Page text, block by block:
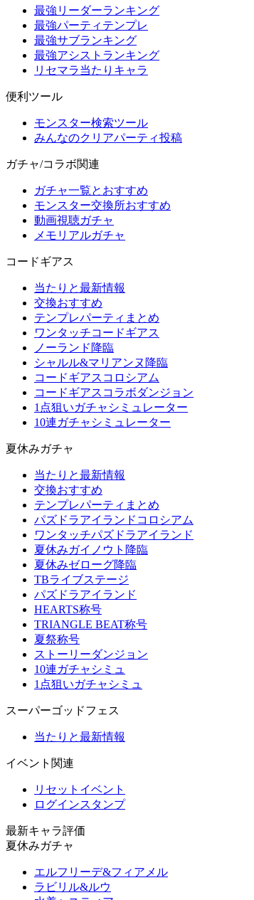
最強リーダーランキング
最強パーティテンプレ
最強サブランキング
最強アシストランキング
リセマラ当たりキャラ
便利ツール
モンスター検索ツール
みんなのクリアパーティ投稿
ガチャ/コラボ関連
ガチャ一覧とおすすめ
モンスター交換所おすすめ
動画視聴ガチャ
メモリアルガチャ
コードギアス
当たりと最新情報
交換おすすめ
テンプレパーティまとめ
ワンタッチコードギアス
ノーランド降臨
シャルル&マリアンヌ降臨
コードギアスコロシアム
コードギアスコラボダンジョン
1点狙いガチャシミュレーター
10連ガチャシミュレーター
夏休みガチャ
当たりと最新情報
交換おすすめ
テンプレパーティまとめ
パズドラアイランドコロシアム
ワンタッチパズドラアイランド
夏休みガイノウト降臨
夏休みゼローグ降臨
TBライブステージ
パズドラアイランド
HEARTS称号
TRIANGLE BEAT称号
夏祭称号
ストーリーダンジョン
10連ガチャシミュ
1点狙いガチャシミュ
スーパーゴッドフェス
当たりと最新情報
イベント関連
リセットイベント
ログインスタンプ
最新キャラ評価
夏休みガチャ
エルフリーデ&フィアメル
ラビリル&ルウ